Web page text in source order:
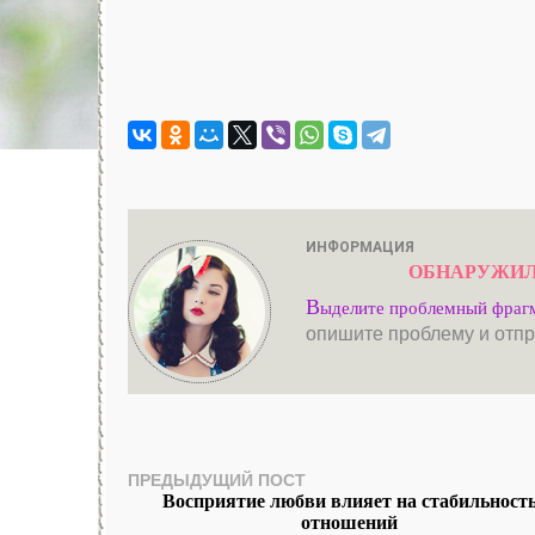
ИНФОРМАЦИЯ
Выделите проблемный
опишите проблему и
ПРЕДЫДУЩИЙ ПОСТ
Восприятие любви влияет на
отношений